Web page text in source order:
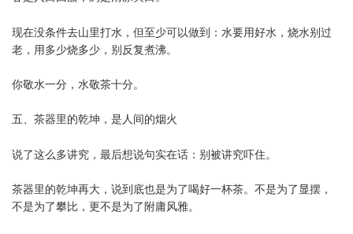
现在没条件去山里打水，但至少可以做到：水要用好水，烧水别过
老，用多少烧多少，别反复煮沸。
你敬水一分，水敬茶十分。
五、茶器里的乾坤，是人间的烟火
说了这么多讲究，最后想说句实在话：别被讲究吓住。
茶器里的乾坤再大，说到底也是为了喝好一杯茶。不是为了显摆，
不是为了攀比，更不是为了附庸风雅。